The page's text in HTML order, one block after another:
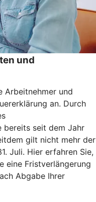
und
Arbeitnehmer und
an. Durch
bereits seit dem Jahr
gilt nicht mehr der
Juli. Hier erfahren Sie,
eine Fristverlängerung
Abgabe Ihrer